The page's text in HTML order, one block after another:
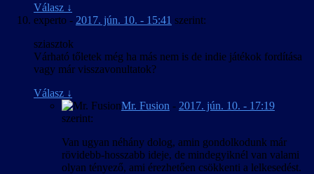
Válasz ↓
experto - 2017. jún. 10. - 15:41 szerint:
sziasztok
Várható tőletek még ha más nem is de indie játékok fordítása
vagy már visszavonultatok?
Válasz ↓
Mr. Fusion - 2017. jún. 10. - 17:19
szerint:
Van ugyan néhány dolog, amin gondolkodunk már
rövidebb-hosszabb ideje, de mindegyiknél van valami
olyan tényező, ami érezhetően csökkenti a lelkesedést.